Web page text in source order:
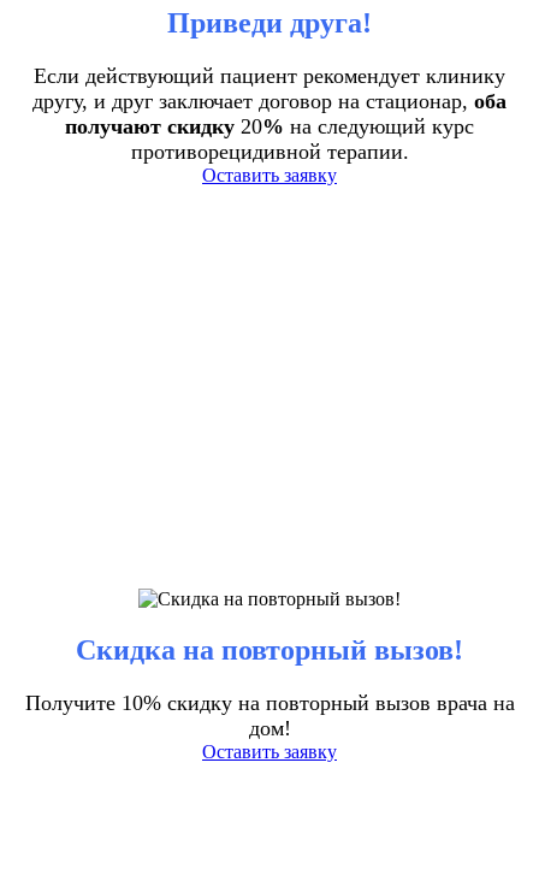
Приведи друга!
Если действующий пациент рекомендует клинику
другу, и друг заключает договор на стационар, оба
получают скидку 20% на следующий курс
противорецидивной терапии.
Оставить заявку
Скидка на повторный вызов!
Получите 10% скидку на повторный вызов врача на
дом!
Оставить заявку